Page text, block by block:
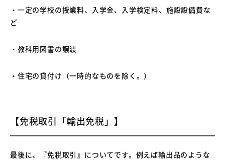
・一定の学校の授業料、入学金、入学検定料、施設設備費な
ど
・教科用図書の譲渡
・住宅の貸付け（一時的なものを除く。）
【免税取引「輸出免税」】
最後に、『免税取引』についてです。例えば輸出品のような